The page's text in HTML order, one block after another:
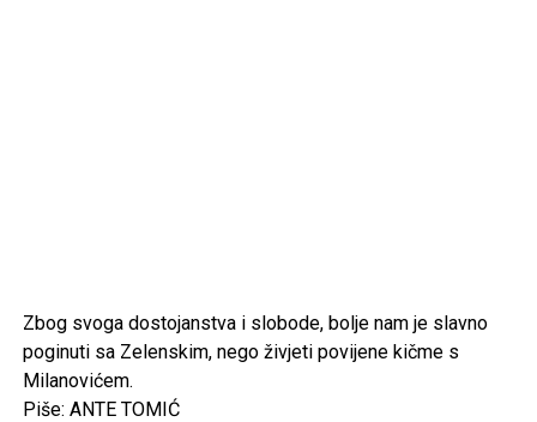
Zbog svoga dostojanstva i slobode, bolje nam je slavno
poginuti sa Zelenskim, nego živjeti povijene kičme s
Milanovićem.
Piše: ANTE TOMIĆ